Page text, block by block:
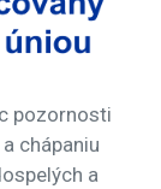
pozornosti
chápaniu
a